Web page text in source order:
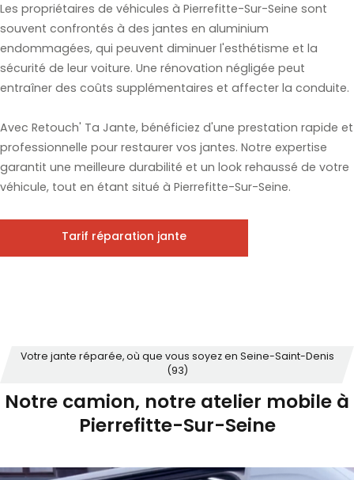
Les propriétaires de véhicules à Pierrefitte-Sur-Seine sont
souvent confrontés à des jantes en aluminium
endommagées, qui peuvent diminuer l'esthétisme et la
sécurité de leur voiture. Une rénovation négligée peut
entraîner des coûts supplémentaires et affecter la conduite.
Avec Retouch' Ta Jante, bénéficiez d'une prestation rapide et
professionnelle pour restaurer vos jantes. Notre expertise
garantit une meilleure durabilité et un look rehaussé de votre
véhicule, tout en étant situé à Pierrefitte-Sur-Seine.
Tarif réparation jante
Notre camion, notre atelier mobile à
Pierrefitte-Sur-Seine
Votre jante réparée, où que vous soyez en Seine-Saint-Denis
(93)